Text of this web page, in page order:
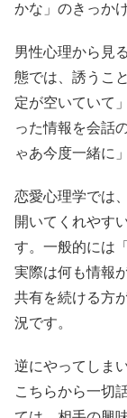
かな」のきっか
男性心理から見
態では、誘うこ
定が空いていて
った情報を会話
ゃあ今度一緒に
恋愛心理学では
開いてくれやす
す。一般的には
実際は何も情報
共有を続ける方
況です。
逆にやってしま
こちらから一切